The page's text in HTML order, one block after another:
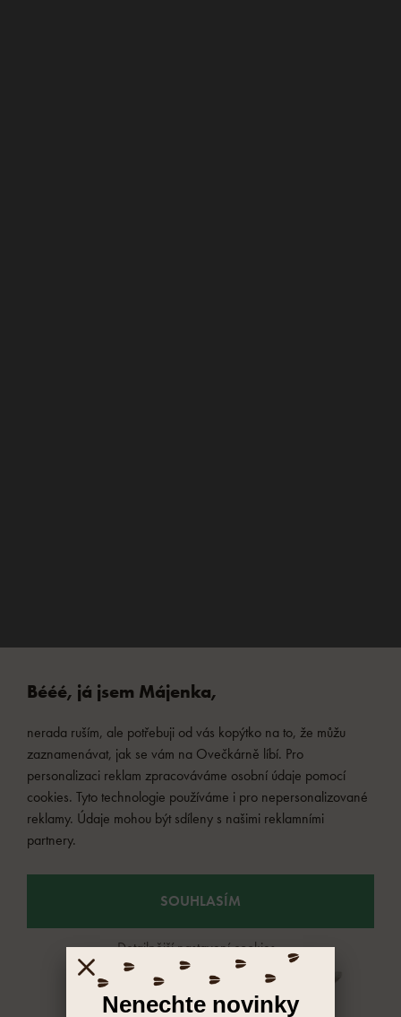
Bééé, já jsem Májenka,
nerada ruším, ale potřebuji od vás kopýtko na to, že můžu
zaznamenávat, jak se vám na Ovečkárně líbí. Pro
personalizaci reklam zpracováváme osobní údaje pomocí
cookies. Tyto technologie používáme i pro nepersonalizované
reklamy. Údaje mohou být sdíleny s našimi reklamními
partnery.
Detailnější nastavení cookies
SOUHLASÍM